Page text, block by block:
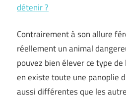
détenir ?
Contrairement à son allure
réellement un animal
pouvez bien élever ce type
en existe toute une panoplie
aussi différentes que les